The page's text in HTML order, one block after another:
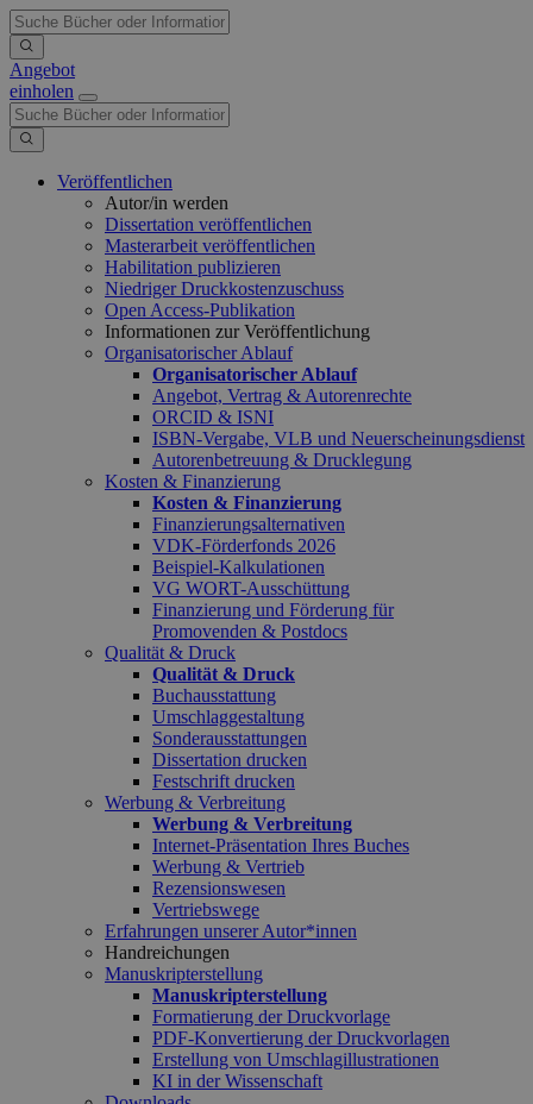
Angebot
einholen
Veröffentlichen
Autor/in werden
Dissertation veröffentlichen
Masterarbeit veröffentlichen
Habilitation publizieren
Niedriger Druckkostenzuschuss
Open Access-Publikation
Informationen zur Veröffentlichung
Organisatorischer Ablauf
Organisatorischer Ablauf
Angebot, Vertrag & Autorenrechte
ORCID & ISNI
ISBN-Vergabe, VLB und Neuerscheinungsdienst
Autorenbetreuung & Drucklegung
Kosten & Finanzierung
Kosten & Finanzierung
Finanzierungsalternativen
VDK-Förderfonds 2026
Beispiel-Kalkulationen
VG WORT-Ausschüttung
Finanzierung und Förderung für
Promovenden & Postdocs
Qualität & Druck
Qualität & Druck
Buchausstattung
Umschlaggestaltung
Sonderausstattungen
Dissertation drucken
Festschrift drucken
Werbung & Verbreitung
Werbung & Verbreitung
Internet-Präsentation Ihres Buches
Werbung & Vertrieb
Rezensionswesen
Vertriebswege
Erfahrungen unserer Autor*innen
Handreichungen
Manuskripterstellung
Manuskripterstellung
Formatierung der Druckvorlage
PDF-Konvertierung der Druckvorlagen
Erstellung von Umschlagillustrationen
KI in der Wissenschaft